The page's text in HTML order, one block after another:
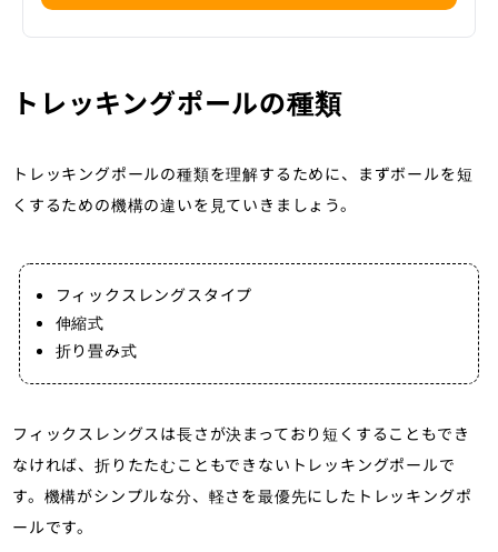
トレッキングポールの種類
トレッキングポールの種類を理解するために、まずボールを短
くするための機構の違いを見ていきましょう。
フィックスレングスタイプ
伸縮式
折り畳み式
フィックスレングスは長さが決まっており短くすることもでき
なければ、折りたたむこともできないトレッキングポールで
す。機構がシンプルな分、軽さを最優先にしたトレッキングポ
ールです。